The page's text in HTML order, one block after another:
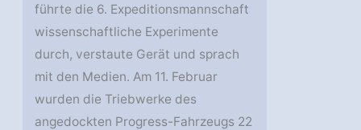
führte die 6. Expeditionsmannschaft
wissenschaftliche Experimente
durch, verstaute Gerät und sprach
mit den Medien. Am 11. Februar
wurden die Triebwerke des
angedockten Progress-Fahrzeugs 22